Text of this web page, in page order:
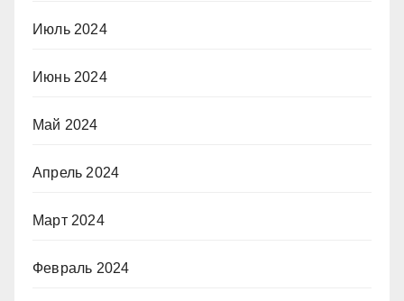
Июль 2024
Июнь 2024
Май 2024
Апрель 2024
Март 2024
Февраль 2024